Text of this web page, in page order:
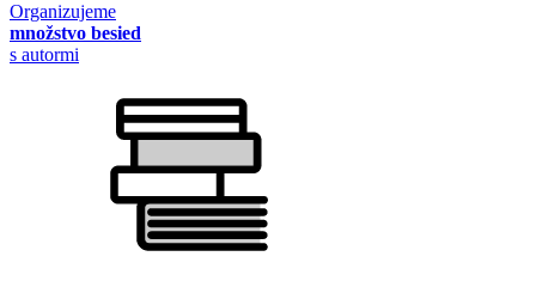
Organizujeme
množstvo besied
s autormi